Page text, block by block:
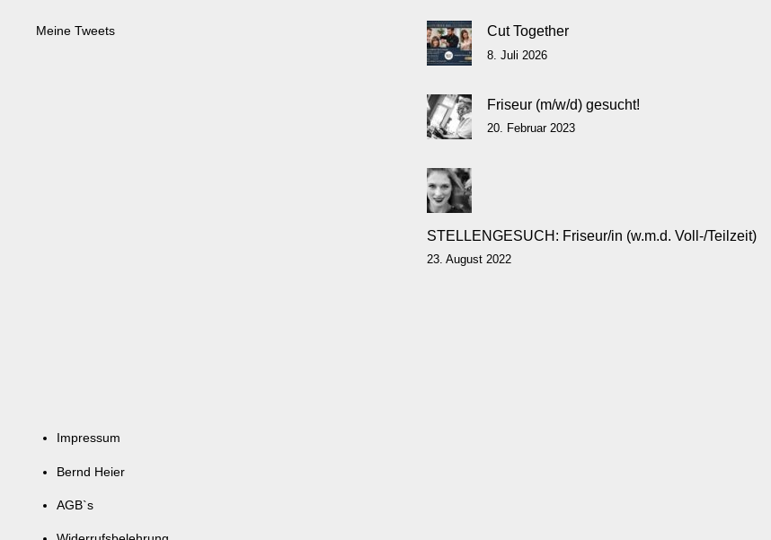
Meine Tweets Cut Together
8. Juli 2026
Friseur (m/w/d) gesucht!
20. Februar 2023
STELLENGESUCH: Friseur/in (w.m.d. Voll-/Teilzeit)
23. August 2022
Impressum
Bernd Heier
AGB`s